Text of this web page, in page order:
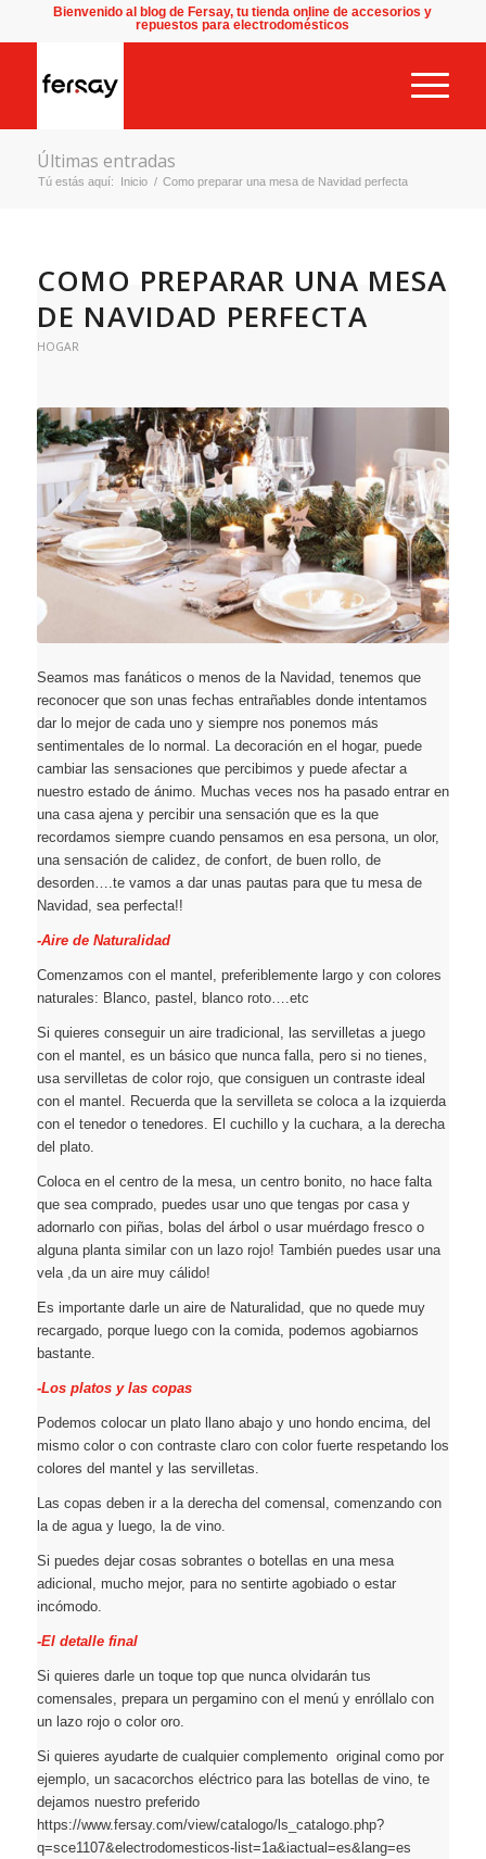
Bienvenido al blog de Fersay, tu tienda online de accesorios y
repuestos para electrodomésticos
Últimas entradas
Tú estás aquí: Inicio / Como preparar una mesa de Navidad perfecta
COMO PREPARAR UNA MESA
DE NAVIDAD PERFECTA
HOGAR
Seamos mas fanáticos o menos de la Navidad, tenemos que
reconocer que son unas fechas entrañables donde intentamos
dar lo mejor de cada uno y siempre nos ponemos más
sentimentales de lo normal. La decoración en el hogar, puede
cambiar las sensaciones que percibimos y puede afectar a
nuestro estado de ánimo. Muchas veces nos ha pasado entrar en
una casa ajena y percibir una sensación que es la que
recordamos siempre cuando pensamos en esa persona, un olor,
una sensación de calidez, de confort, de buen rollo, de
desorden….te vamos a dar unas pautas para que tu mesa de
Navidad, sea perfecta!!
-Aire de Naturalidad
Comenzamos con el mantel, preferiblemente largo y con colores
naturales: Blanco, pastel, blanco roto….etc
Si quieres conseguir un aire tradicional, las servilletas a juego
con el mantel, es un básico que nunca falla, pero si no tienes,
usa servilletas de color rojo, que consiguen un contraste ideal
con el mantel. Recuerda que la servilleta se coloca a la izquierda
con el tenedor o tenedores. El cuchillo y la cuchara, a la derecha
del plato.
Coloca en el centro de la mesa, un centro bonito, no hace falta
que sea comprado, puedes usar uno que tengas por casa y
adornarlo con piñas, bolas del árbol o usar muérdago fresco o
alguna planta similar con un lazo rojo! También puedes usar una
vela ,da un aire muy cálido!
Es importante darle un aire de Naturalidad, que no quede muy
recargado, porque luego con la comida, podemos agobiarnos
bastante.
-Los platos y las copas
Podemos colocar un plato llano abajo y uno hondo encima, del
mismo color o con contraste claro con color fuerte respetando los
colores del mantel y las servilletas.
Las copas deben ir a la derecha del comensal, comenzando con
la de agua y luego, la de vino.
Si puedes dejar cosas sobrantes o botellas en una mesa
adicional, mucho mejor, para no sentirte agobiado o estar
incómodo.
-El detalle final
Si quieres darle un toque top que nunca olvidarán tus
comensales, prepara un pergamino con el menú y enróllalo con
un lazo rojo o color oro.
Si quieres ayudarte de cualquier complemento original como por
ejemplo, un sacacorchos eléctrico para las botellas de vino, te
dejamos nuestro preferido
https://www.fersay.com/view/catalogo/ls_catalogo.php?
q=sce1107&electrodomesticos-list=1a&iactual=es&lang=es